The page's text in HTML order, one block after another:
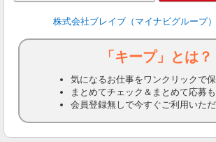
株式会社ブレイブ（マイナビグループ）
「キープ」とは？
気になるお仕事をワンクリックで
まとめてチェック＆まとめて応募
会員登録無しで今すぐご利用いた